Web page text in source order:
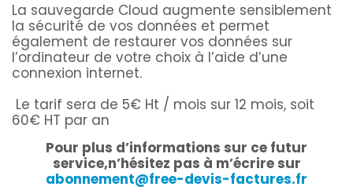
La sauvegarde Cloud augmente sensiblement
la sécurité de vos données et permet
également de restaurer vos données sur
l’ordinateur de votre choix à l’aide d’une
connexion internet.
Le tarif sera de 5€ Ht / mois sur 12 mois, soit
60€ HT par an
Pour plus d’informations sur ce futur
service,n’hésitez pas à m’écrire sur
abonnement@free-devis-factures.fr